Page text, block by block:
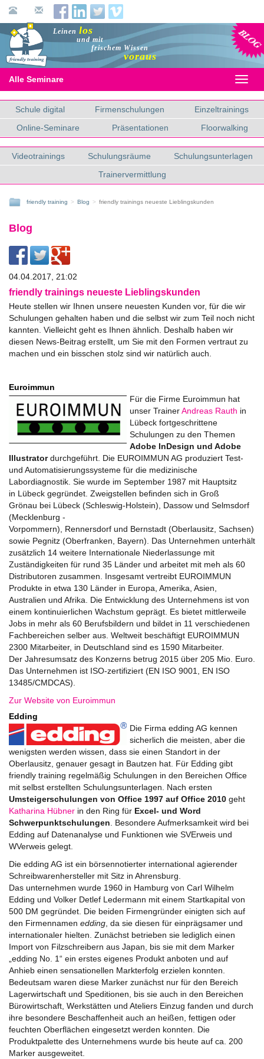
Blog
Leinen los
und mit
frischem Wissen
voraus
Alle Seminare
Schule digital Firmenschulungen
Einzeltrainings
Online-Seminare
Präsentationen Floorwalking
Videotrainings Schulungsräume
Schulungsunterlagen
Trainervermittlung
friendly training Blog friendly trainings neueste Lieblingskunden
Blog
04.04.2017, 21:02
friendly trainings neueste Lieblingskunden
Heute stellen wir Ihnen unsere neuesten Kunden vor, für die wir
Schulungen gehalten haben und die selbst wir zum Teil noch nicht
kannten. Vielleicht geht es Ihnen ähnlich. Deshalb haben wir
diesen News-Beitrag erstellt, um Sie mit den Formen vertraut zu
machen und ein bisschen stolz sind wir natürlich auch.
Euroimmun
Für die Firme Euroimmun hat
unser TrainerAndreas Rauth in
Lübeck fortgeschrittene
Schulungen zu den Themen
Adobe InDesign und Adobe
Illustratordurchgeführt. Die EUROIMMUN AG produziert Test-
und Automatisierungssysteme für die medizinische
Labordiagnostik. Sie wurde im September 1987 mit Hauptsitz
in Lübeck gegründet. Zweigstellen befinden sich in Groß
Grönau bei Lübeck (Schleswig-Holstein), Dassow und Selmsdorf
(Mecklenburg -
Vorpommern), Rennersdorf und Bernstadt (Oberlausitz, Sachsen)
sowie Pegnitz (Oberfranken, Bayern). Das Unternehmen unterhält
zusätzlich 14 weitere Internationale Niederlassunge mit
Zuständigkeiten für rund 35 Länder und arbeitet mit meh als 60
Distributoren zusammen. Insgesamt vertreibt EUROIMMUN
Produkte in etwa 130 Länder in Europa, Amerika, Asien,
Australien und Afrika. Die Entwicklung des Unternehmens ist von
einem kontinuierlichen Wachstum geprägt. Es bietet mittlerweile
Jobs in mehr als 60 Berufsbildern und bildet in 11 verschiedenen
Fachbereichen selber aus. Weltweit beschäftigt EUROIMMUN
2300 Mit­­arbeiter, in Deutschland sind es 1590 Mitarbeiter.
Der Jahresumsatz des Konzerns betrug 2015 über 205 Mio. Euro.
Das Unternehmen ist ISO-zertifiziert (EN ISO 9001, EN ISO
13485/CMDCAS).
Zur Website von Euroimmun
Edding
Die Firma edding AG kennen
sicherlich die meisten, aber die
wenigsten werden wissen, dass sie einen Standort in der
Oberlausitz, genauer gesagt in Bautzen hat. Für Edding gibt
friendly training regelmäßig Schulungen in den Bereichen Office
mit selbst erstellten Schulungsunterlagen. Nach ersten
Umsteigerschulungen von Office 1997 auf Office 2010 geht
Katharina Hübner in den Ring für Excel- und Word
Schwerpunktschulungen . Besondere Aufmerksamkeit wird bei
Edding auf Datenanalyse und Funktionen wie SVErweis und
WVerweis gelegt.
Die edding AG ist ein börsennotierter international agierender
Schreibwarenhersteller mit Sitz in Ahrensburg.
Das unternehmen wurde 1960 in Hamburg von Carl Wilhelm
Edding und Volker Detlef Ledermann mit einem Startkapital von
500 DM gegründet. Die beiden Firmengründer einigten sich auf
den Firmennamen edding , da sie diesen für einprägsamer und
internationaler hielten. Zunächst betrieben sie lediglich einen
Import von Filzschreibern aus Japan, bis sie mit dem Marker
„edding No. 1“ ein erstes eigenes Produkt anboten und auf
Anhieb einen sensationellen Markterfolg erzielen konnten.
Bedeutsam waren diese Marker zunächst nur für den Bereich
Lagerwirtschaft und Speditionen, bis sie auch in den Bereichen
Bürowirtschaft, Werkstätten und Ateliers Einzug fanden und durch
ihre besondere Beschaffenheit auch an heißen, fettigen oder
feuchten Oberflächen eingesetzt werden konnten. Die
Produktpalette des Unternehmens wurde bis heute auf ca. 200
Marker ausgeweitet.